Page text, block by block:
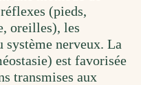
(pieds,
oreilles), les
système nerveux. La
est favorisée
transmises aux